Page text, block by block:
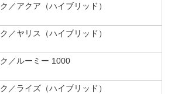
／アクア（ハイブリッド）
／ヤリス（ハイブリッド）
／ルーミー 1000
／ライズ（ハイブリッド）